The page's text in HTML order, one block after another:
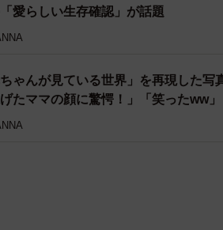
愛らしい生存確認」が話題
ちゃんが見ている世界」を再現した
たママの顔に驚愕！」「笑ったww」